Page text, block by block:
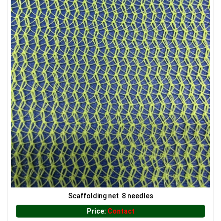
LƯỚI CHẮN CÔN TRÙNG
LƯỚI CHE NẮNG
Scaffolding net 8 needles
Price: Contact